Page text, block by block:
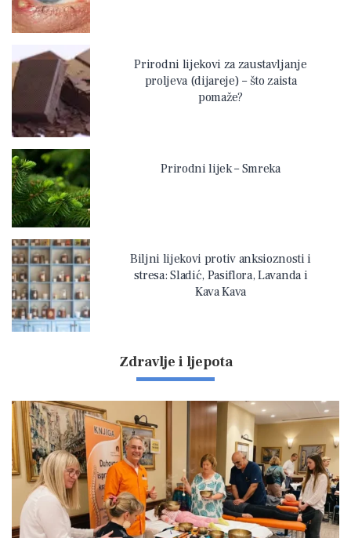
Prirodni lijekovi za zaustavljanje
proljeva (dijareje) – što zaista
pomaže?
Prirodni lijek – Smreka
Biljni lijekovi protiv anksioznosti i
stresa: Sladić, Pasiflora, Lavanda i
Kava Kava
Zdravlje i ljepota